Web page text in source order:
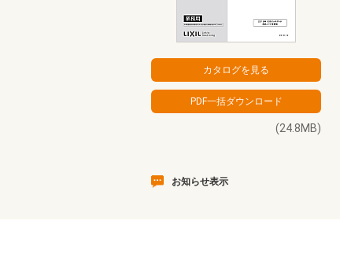
(24.8MB)
お知らせ表示